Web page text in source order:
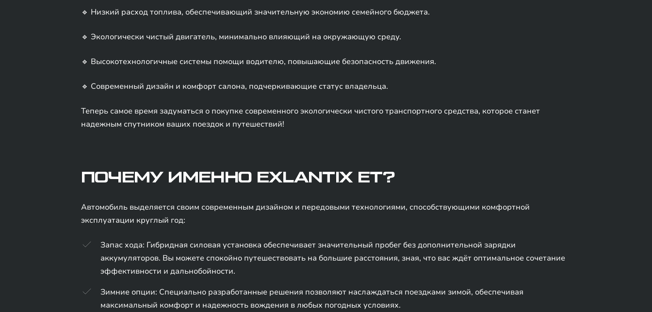
🔹 Низкий расход топлива, обеспечивающий значительную экономию семейного бюджета.
🔹 Экологически чистый двигатель, минимально влияющий на окружающую среду.
🔹 Высокотехнологичные системы помощи водителю, повышающие безопасность движения.
🔹 Современный дизайн и комфорт салона, подчеркивающие статус владельца.
Теперь самое время задуматься о покупке современного экологически чистого транспортного средства, которое станет
надежным спутником ваших поездок и путешествий!
ПОЧЕМУ ИМЕННО EXLANTIX ET?
Автомобиль выделяется своим современным дизайном и передовыми технологиями, способствующими комфортной
эксплуатации круглый год:
Запас хода: Гибридная силовая установка обеспечивает значительный пробег без дополнительной зарядки
аккумуляторов. Вы можете спокойно путешествовать на большие расстояния, зная, что вас ждёт оптимальное сочетание
эффективности и дальнобойности.
Зимние опции: Специально разработанные решения позволяют наслаждаться поездками зимой, обеспечивая
максимальный комфорт и надежность вождения в любых погодных условиях.